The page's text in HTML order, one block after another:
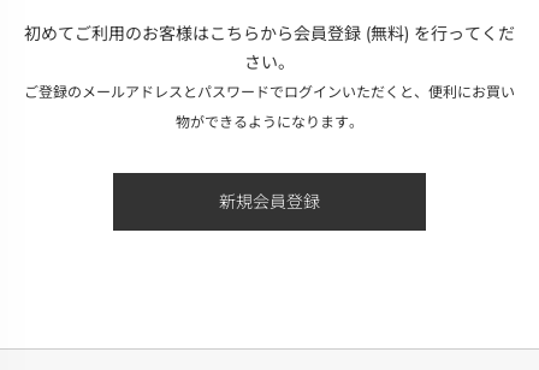
初めてご利用のお客様はこちらから会員登録 (無料) を行ってくだ
さい。
ご登録のメールアドレスとパスワードでログインいただくと、便利にお買い
物ができるようになります。